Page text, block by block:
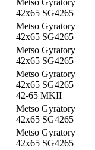
42x65 SG4265
Metso Gyratory
42x65 SG4265
Metso Gyratory
42x65 SG4265
Metso Gyratory
42x65 SG4265
42-65 MKII
Metso Gyratory
42x65 SG4265
Metso Gyratory
42x65 SG4265